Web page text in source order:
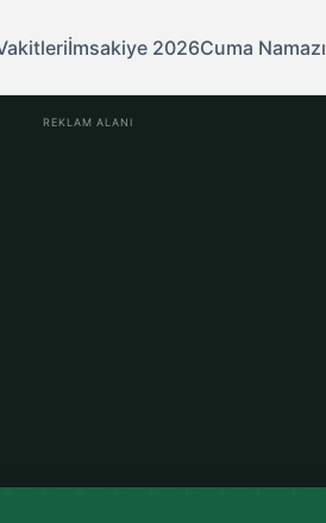
İmsakiye 2026Cuma Namazı
REKLAM ALANI